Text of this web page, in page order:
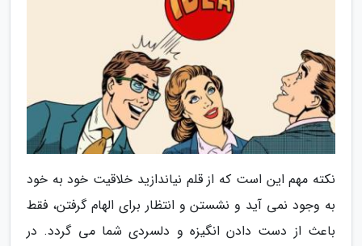
نکته مهم این است که از قلم نیاندازید خلاقیت خود به خود
به وجود نمی آید و نشستن و انتظار برای الهام گرفتن، فقط
باعث از دست دادن انگیزه و دلسردی شما می گردد. در